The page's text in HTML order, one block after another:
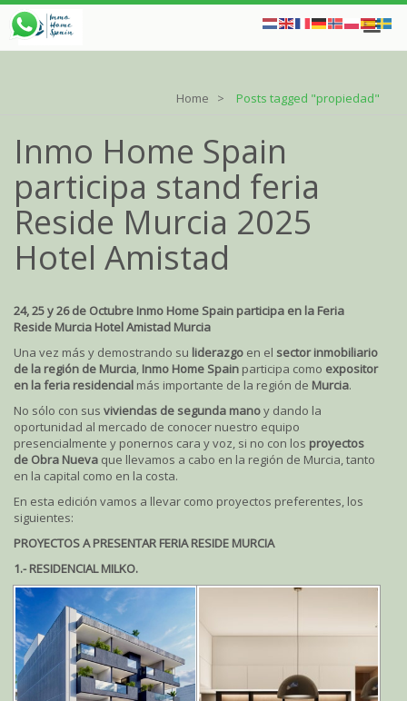
Home Posts tagged "propiedad"
Inmo Home Spain
participa stand feria
Reside Murcia 2025
Hotel Amistad
24, 25 y 26 de Octubre Inmo Home Spain participa en la Feria
Reside Murcia Hotel Amistad Murcia
Una vez más y demostrando su liderazgo en el sector inmobiliario
de la región de Murcia, Inmo Home Spain participa como expositor
en la feria residencial más importante de la región de Murcia.
No sólo con sus viviendas de segunda manoy dando la
oportunidad al mercado de conocer nuestro equipo
presencialmente y ponernos cara y voz, si no con los proyectos
de Obra Nueva que llevamos a cabo en la región de Murcia, tanto
en la capital como en la costa.
En esta edición vamos a llevar como proyectos preferentes, los
siguientes:
PROYECTOS A PRESENTAR FERIA RESIDE MURCIA
1.- RESIDENCIAL MILKO.